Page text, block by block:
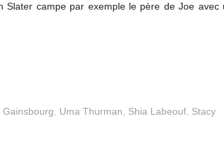
Slater campe par exemple le père de Joe avec
Uma Thurman Shia Labeouf Stacy